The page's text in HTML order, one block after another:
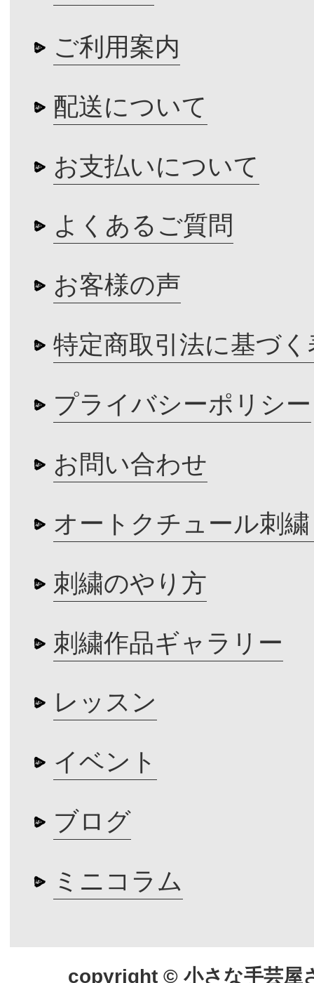
ご利用案内
配送について
お支払いについて
よくあるご質問
お客様の声
特定商取引法に基づく
プライバシーポリシー
お問い合わせ
オートクチュール刺
刺繍のやり方
刺繍作品ギャラリー
レッスン
イベント
ブログ
ミニコラム
copyright © 小さな手芸屋